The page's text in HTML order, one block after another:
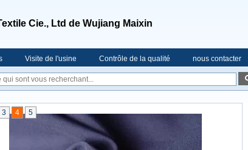
Cie., Ltd de Wujiang Maixin
Visite de l'usine Contrôle de la qualité nous contacter
3 4 5